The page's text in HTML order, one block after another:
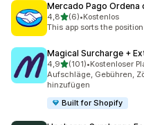
Mercado Pago Ordena
4,8von 5 Sternen
(6)
6 Rezensionen insgesamt
•Kostenlos
This app sorts the
Magical Surcharge +
4,9von 5 Sternen
(101)
101 Rezensionen
•Kostenloser
Aufschläge, Gebühren,
hinzufügen
Built for Shopify